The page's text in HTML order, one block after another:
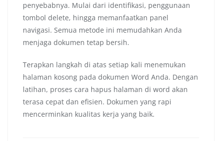
penyebabnya. Mulai dari identifikasi, penggunaan
tombol delete, hingga memanfaatkan panel
navigasi. Semua metode ini memudahkan Anda
menjaga dokumen tetap bersih.
Terapkan langkah di atas setiap kali menemukan
halaman kosong pada dokumen Word Anda. Dengan
latihan, proses cara hapus halaman di word akan
terasa cepat dan efisien. Dokumen yang rapi
mencerminkan kualitas kerja yang baik.